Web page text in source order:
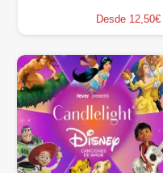
Desde 12,50€